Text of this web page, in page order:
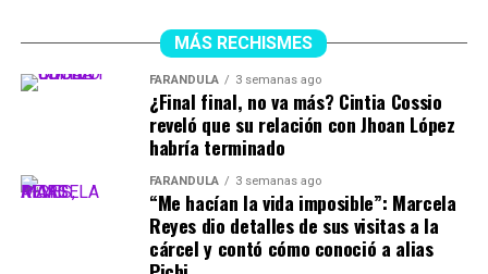
MÁS RECHISMES
FARÁNDULA 3 semanas ago
¿Final final, no va más? Cintia Cossio
reveló que su relación con Jhoan López
habría terminado
FARÁNDULA 3 semanas ago
“Me hacían la vida imposible”: Marcela
Reyes dio detalles de sus visitas a la
cárcel y contó cómo conoció a alias